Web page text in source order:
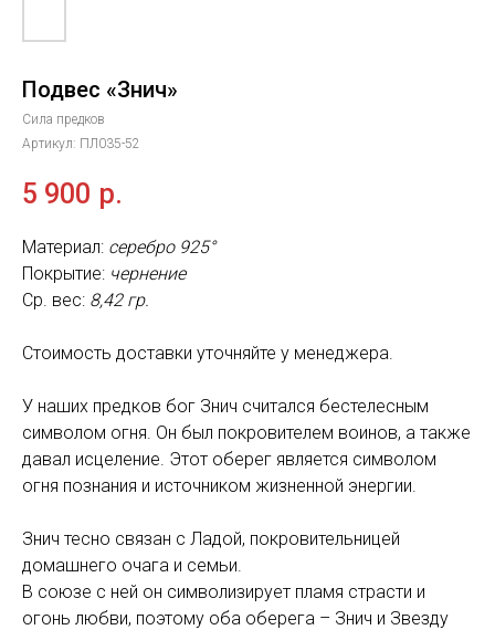
Подвес «Знич»
Сила предков
Артикул: ПЛ035-52
5 900 р.
Материал: серебро 925°
Покрытие: чернение
Ср. вес: 8,42 гр.
Стоимость доставки уточняйте у менеджера.
У наших предков бог Знич считался бестелесным
символом огня. Он был покровителем воинов, а также
давал исцеление. Этот оберег является символом
огня познания и источником жизненной энергии.
Знич тесно связан с Ладой, покровительницей
домашнего очага и семьи.
В союзе с ней он символизирует пламя страсти и
огонь любви, поэтому оба оберега – Знич и Звезду